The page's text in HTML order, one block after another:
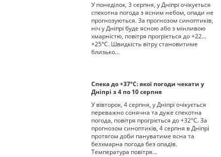
У понеділок, 3 серпня, у Дніпрі очікується
спекотна погода з ясним небом, опади не
прогнозуються. За прогнозом синоптиків,
ніч у Дніпрі буде ясною або з мінливою
хмарністю, повітря прогріється до +22…
+25°С. Швидкість вітру становитиме
близько…
Спека до +37°С: якої погоди чекати у
Дніпрі з 4 по 10 серпня
У вівторок, 4 серпня, у Дніпрі очікується
переважно сонячна та дуже спекотна
погода, повітря прогріється до +32°С. За
прогнозом синоптиків, 4 серпня в Дніпрі
протягом доби пануватиме ясна та
безхмарна погода без опадів.
Температура повітря…